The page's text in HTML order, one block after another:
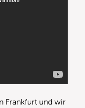
Frankfurt und wir